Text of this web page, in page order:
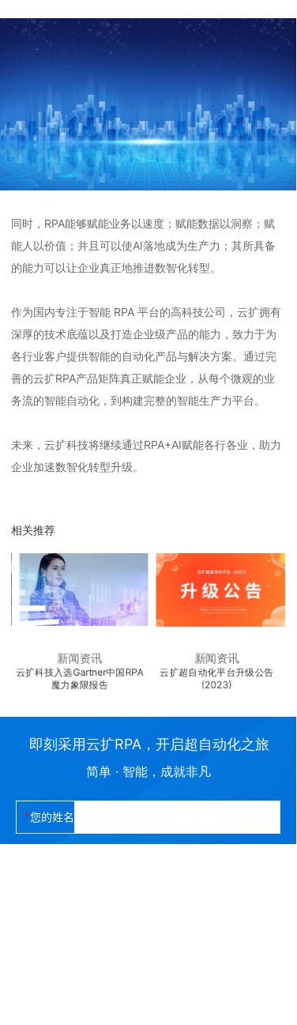
同时，RPA能够赋能业务以速度；赋能数据以洞察；赋
能人以价值；并且可以使AI落地成为生产力；其所具备
的能力可以让企业真正地推进数智化转型。
作为国内专注于智能 RPA 平台的高科技公司，云扩拥有
深厚的技术底蕴以及打造企业级产品的能力，致力于为
各行业客户提供智能的自动化产品与解决方案。通过完
善的云扩RPA产品矩阵真正赋能企业，从每个微观的业
务流的智能自动化，到构建完整的智能生产力平台。
未来，云扩科技将继续通过RPA+AI赋能各行各业，助力
企业加速数智化转型升级。
相关推荐
新闻资讯
云扩科技入选Gartner中国RPA
魔力象限报告
新闻资讯
云扩超自动化平台升级公告
(2023)
您的姓名
即刻采用云扩RPA，开启超自动化之旅
简单 · 智能，成就非凡